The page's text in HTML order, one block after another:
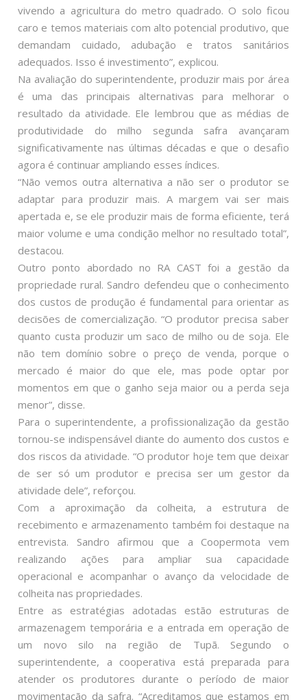
vivendo a agricultura do metro quadrado. O solo ficou
caro e temos materiais com alto potencial produtivo, que
demandam cuidado, adubação e tratos sanitários
adequados. Isso é investimento”, explicou.
Na avaliação do superintendente, produzir mais por área
é uma das principais alternativas para melhorar o
resultado da atividade. Ele lembrou que as médias de
produtividade do milho segunda safra avançaram
significativamente nas últimas décadas e que o desafio
agora é continuar ampliando esses índices.
“Não vemos outra alternativa a não ser o produtor se
adaptar para produzir mais. A margem vai ser mais
apertada e, se ele produzir mais de forma eficiente, terá
maior volume e uma condição melhor no resultado total”,
destacou.
Outro ponto abordado no RA CAST foi a gestão da
propriedade rural. Sandro defendeu que o conhecimento
dos custos de produção é fundamental para orientar as
decisões de comercialização. “O produtor precisa saber
quanto custa produzir um saco de milho ou de soja. Ele
não tem domínio sobre o preço de venda, porque o
mercado é maior do que ele, mas pode optar por
momentos em que o ganho seja maior ou a perda seja
menor”, disse.
Para o superintendente, a profissionalização da gestão
tornou-se indispensável diante do aumento dos custos e
dos riscos da atividade. “O produtor hoje tem que deixar
de ser só um produtor e precisa ser um gestor da
atividade dele”, reforçou.
Com a aproximação da colheita, a estrutura de
recebimento e armazenamento também foi destaque na
entrevista. Sandro afirmou que a Coopermota vem
realizando ações para ampliar sua capacidade
operacional e acompanhar o avanço da velocidade de
colheita nas propriedades.
Entre as estratégias adotadas estão estruturas de
armazenagem temporária e a entrada em operação de
um novo silo na região de Tupã. Segundo o
superintendente, a cooperativa está preparada para
atender os produtores durante o período de maior
movimentação da safra. “Acreditamos que estamos em